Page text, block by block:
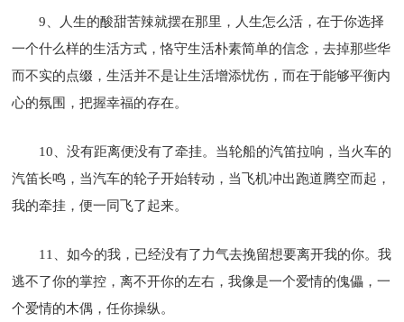
9、人生的酸甜苦辣就摆在那里，人生怎么活，在于你选择
一个什么样的生活方式，恪守生活朴素简单的信念，去掉那些华
而不实的点缀，生活并不是让生活增添忧伤，而在于能够平衡内
心的氛围，把握幸福的存在。
10、没有距离便没有了牵挂。当轮船的汽笛拉响，当火车的
汽笛长鸣，当汽车的轮子开始转动，当飞机冲出跑道腾空而起，
我的牵挂，便一同飞了起来。
11、如今的我，已经没有了力气去挽留想要离开我的你。我
逃不了你的掌控，离不开你的左右，我像是一个爱情的傀儡，一
个爱情的木偶，任你操纵。